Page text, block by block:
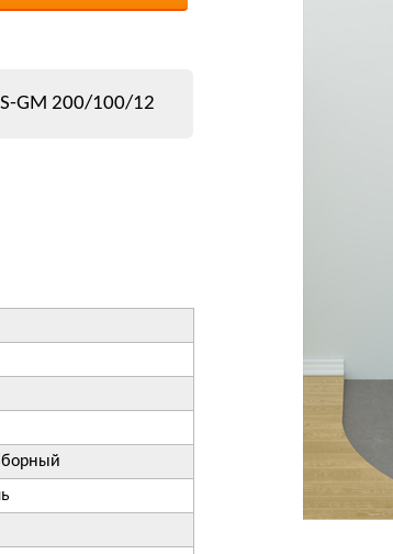
GM 200/100/12